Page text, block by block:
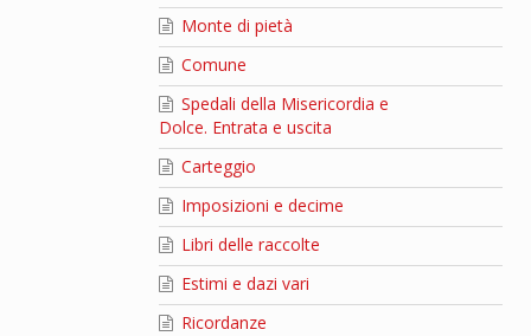
Monte di pietà
Comune
Spedali della Misericordia e
Dolce. Entrata e uscita
Carteggio
Imposizioni e decime
Libri delle raccolte
Estimi e dazi vari
Ricordanze